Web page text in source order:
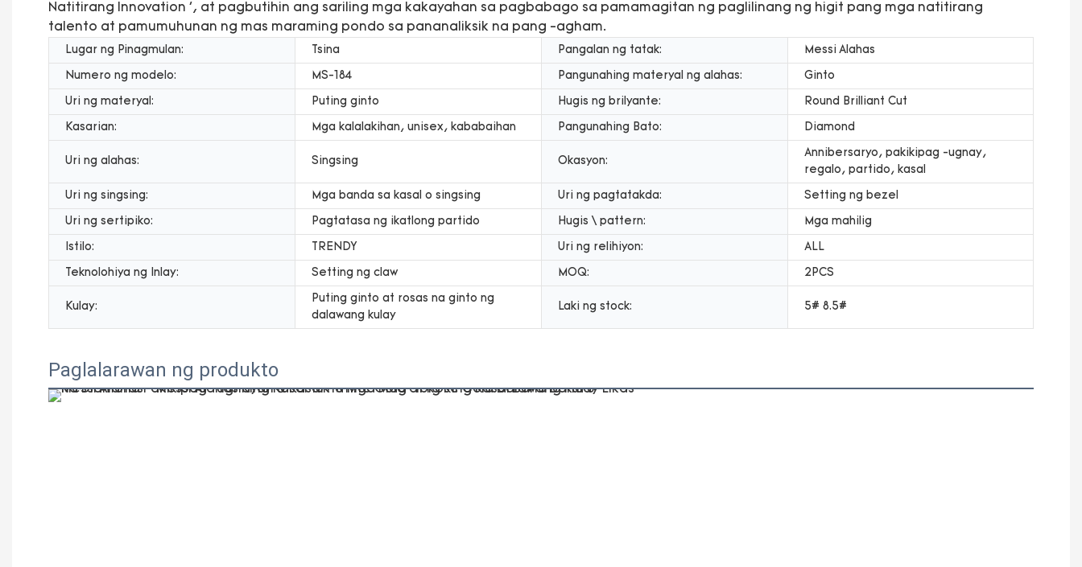
Natitirang Innovation ', at pagbutihin ang sariling mga kakayahan sa pagbabago sa pamamagitan ng paglilinang ng higit pang mga natitirang
talento at pamumuhunan ng mas maraming pondo sa pananaliksik na pang -agham.
Lugar ng Pinagmulan: Tsina Pangalan ng tatak: Messi Alahas
Numero ng modelo: MS-184 Pangunahing materyal ng alahas: Ginto
Uri ng materyal: Puting ginto Hugis ng brilyante: Round Brilliant Cut
Kasarian: Mga kalalakihan, unisex, kababaihan Pangunahing Bato: Diamond
Uri ng alahas: Singsing Okasyon:
Annibersaryo, pakikipag -ugnay,
regalo, partido, kasal
Uri ng singsing: Mga banda sa kasal o singsing Uri ng pagtatakda: Setting ng bezel
Uri ng sertipiko: Pagtatasa ng ikatlong partido Hugis \ pattern: Mga mahilig
Istilo: TRENDY Uri ng relihiyon: ALL
Teknolohiya ng Inlay: Setting ng claw MOQ: 2PCS
Kulay:
Puting ginto at rosas na ginto ng
dalawang kulay
Laki ng stock: 5# 8.5#
Paglalarawan ng produkto